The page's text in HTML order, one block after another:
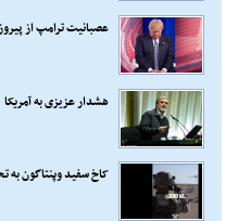
عصبانیت ترامپ از
هشدار عزیزی به آمریکا
کاخ سفید وپنتاگون به